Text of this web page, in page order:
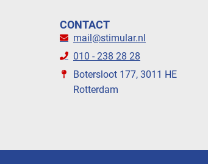
CONTACT
mail@stimular.nl
010 - 238 28 28
Botersloot 177, 3011 HE
Rotterdam